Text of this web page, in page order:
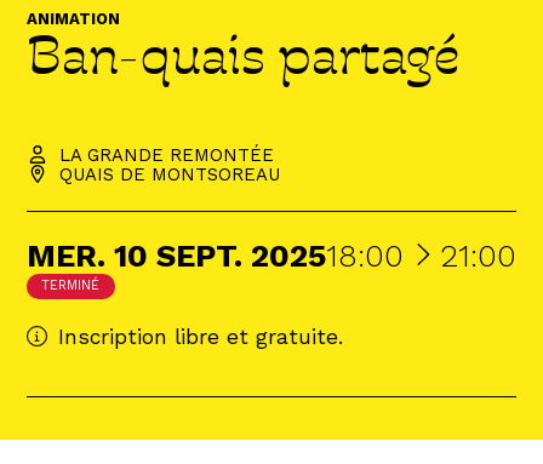
ANIMATION
Ban-quais partagé
LA GRANDE REMONTÉE
QUAIS DE MONTSOREAU
MER. 10 SEPT. 202518:00 À
21:00
TERMINÉ
Inscription libre et gratuite.
N La Newsletter
Les dernières nouvelles du Val de Loire